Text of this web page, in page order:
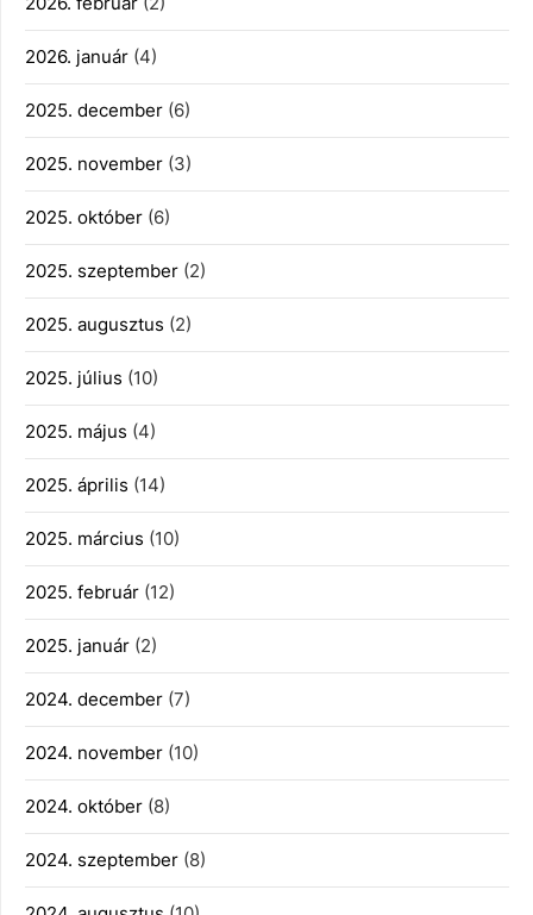
2026. január (4)
2025. december (6)
2025. november (3)
2025. október (6)
2025. szeptember (2)
2025. augusztus (2)
2025. július (10)
2025. május (4)
2025. április (14)
2025. március (10)
2025. február (12)
2025. január (2)
2024. december (7)
2024. november (10)
2024. október (8)
2024. szeptember (8)